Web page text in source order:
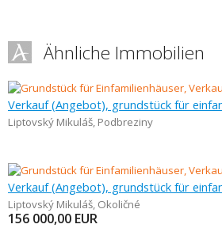
Ähnliche Immobilien
Verkauf (Angebot), grundstück für
Liptovský Mikuláš, Podbreziny
Verkauf (Angebot), grundstück für
Liptovský Mikuláš, Okoličné
156 000,00 EUR